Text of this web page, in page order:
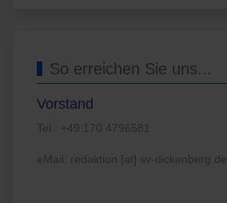
So erreichen Sie uns...
Vorstand
Tel.: +49 170 4796581
eMail: redaktion [at] sv-dickenberg.de